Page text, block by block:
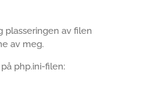
plasseringen av filen
av meg.
php.ini-filen: